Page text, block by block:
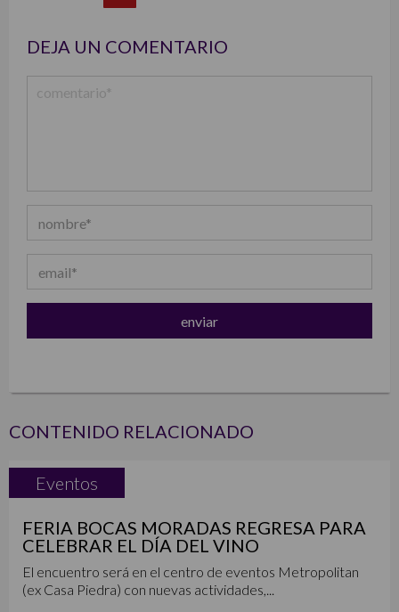
DEJA UN COMENTARIO
CONTENIDO RELACIONADO
Eventos
FERIA BOCAS MORADAS REGRESA PARA
CELEBRAR EL DÍA DEL VINO
El encuentro será en el centro de eventos Metropolitan
(ex Casa Piedra) con nuevas actividades,...